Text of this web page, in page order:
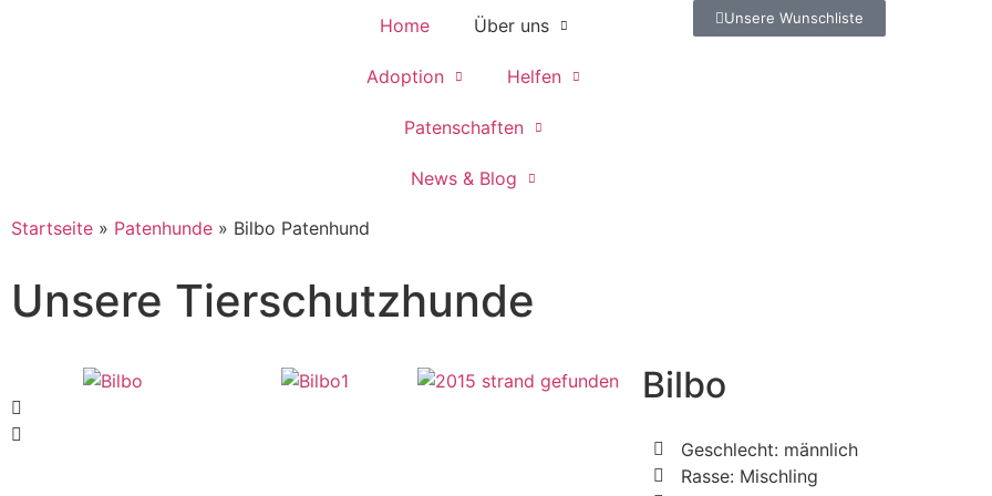
Home Über uns
Adoption Helfen
Patenschaften
News & Blog
Unsere Wunschliste
Startseite » Patenhunde » Bilbo Patenhund
Unsere Tierschutzhunde
Bilbo
Geschlecht: männlich
Rasse: Mischling